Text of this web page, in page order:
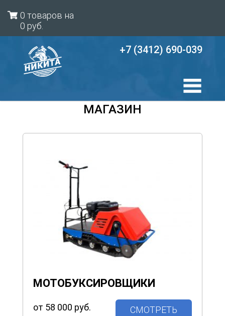
0 товаров на
0 руб.
+7 (3412) 690-039
МАГАЗИН
МОТОБУКСИРОВЩИКИ
от 58 000 руб. СМОТРЕТЬ